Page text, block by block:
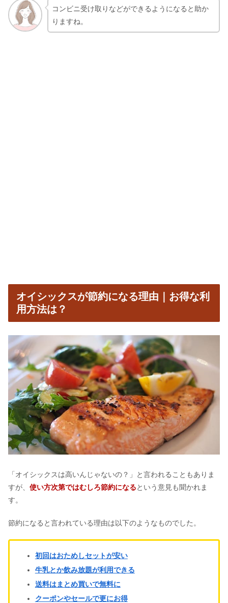
コンビニ受け取りなどができるようになると助か
りますね。
オイシックスが節約になる理由｜お得な利
用方法は？
「オイシックスは高いんじゃないの？」と言われることもありま
すが、 使い方次第ではむしろ節約になるという意見も聞かれま
す。
節約になると言われている理由は以下のようなものでした。
初回はおためしセットが安い
牛乳とか飲み放題が利用できる
送料はまとめ買いで無料に
クーポンやセールで更にお得